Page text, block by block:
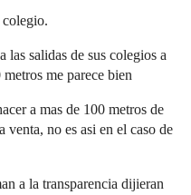
colegio.
las salidas de sus colegios a
me parece bien
a mas de 100 metros de
venta, no es asi en el caso de
a la transparencia dijieran